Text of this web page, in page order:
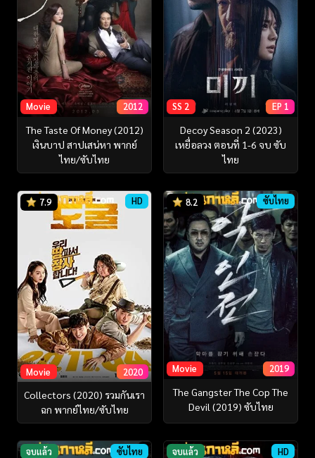
Movie 2012
The Taste Of Money (2012)
เงินบาป สาปเสน่หา พากย์
ไทย/ซับไทย
SS 2 EP 1
Decoy Season 2 (2023)
เหยื่อลวง ตอนที่ 1-6 จบ ซับ
ไทย
7.9 HD
Movie 2020
Collectors (2020) รวมกันเรา
ฉก พากย์ไทย/ซับไทย
8.2 ซับไทย
Movie 2019
The Gangster The Cop The
Devil (2019) ซับไทย
จบแล้ว ซับไทย จบแล้ว HD